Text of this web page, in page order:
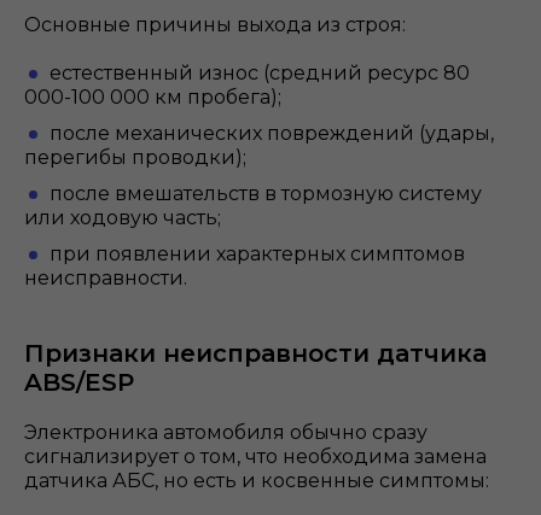
Основные причины выхода из строя:
естественный износ (средний ресурс 80
000-100 000 км пробега);
после механических повреждений (удары,
перегибы проводки);
после вмешательств в тормозную систему
или ходовую часть;
при появлении характерных симптомов
неисправности.
Признаки неисправности датчика
ABS/ESP
Электроника автомобиля обычно сразу
сигнализирует о том, что необходима замена
датчика АБС, но есть и косвенные симптомы: